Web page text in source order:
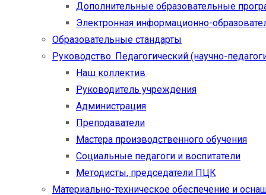
Дополнительные образовательные
Электронная информационно-
Образовательные стандарты
Руководство. Педагогический (научно-
Наш коллектив
Руководитель учреждения
Администрация
Преподаватели
Мастера производственного обучения
Социальные педагоги и воспитатели​
Методисты, председатели ПЦК
Материально-техническое обеспечение и